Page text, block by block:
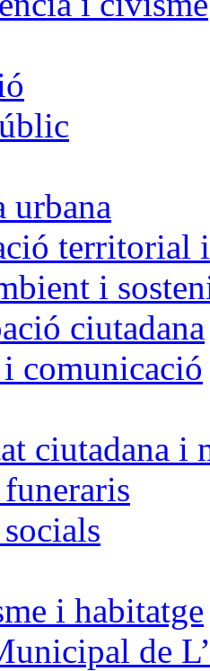
urbana
territorial
i
ciutadana
i comunicació
ciutadana i
i habitatge
de